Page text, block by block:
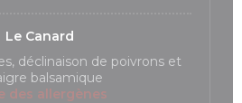
Le Canard
déclinaison de poivrons et
balsamique
des allergènes